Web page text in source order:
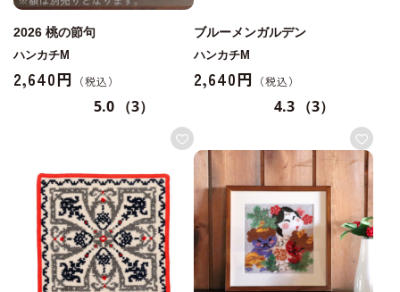
2026 桃の節句
ハンカチM
2,640円
5.0 （3）
ブルーメンガルデン
ハンカチM
2,640円
4.3 （3）